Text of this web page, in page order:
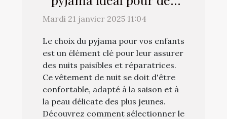
nuits douces pour vos
Mardi 21 janvier 2025 11:04
Le choix du pyjama pour vos enfants
est un élément clé pour leur assurer
des nuits paisibles et réparatrices.
Ce vêtement de nuit se doit d'être
confortable, adapté à la saison et à
la peau délicate des plus jeunes.
Découvrez comment sélectionner le